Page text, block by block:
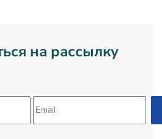
на рассылку